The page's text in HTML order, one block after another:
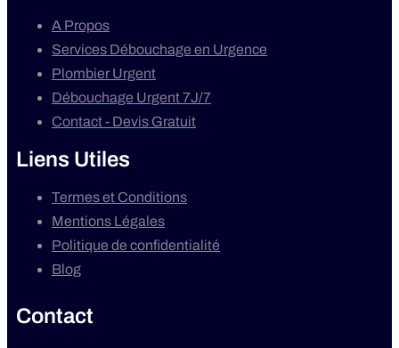
A Propos
Services Débouchage en Urgence
Plombier Urgent
Débouchage Urgent 7J/7
Contact - Devis Gratuit
Liens Utiles
Termes et Conditions
Mentions Légales
Politique de confidentialité
Blog
Contact